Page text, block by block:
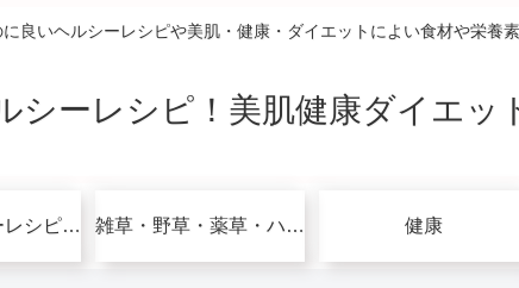
良いヘルシーレシピや美肌・健康・ダイエットによい食材や栄養
シーレシピ！美肌健康ダイエッ
グルテンフリーレシピで美肌健康ダイエット！ 雑草・野草・薬草・ハーブ 健康